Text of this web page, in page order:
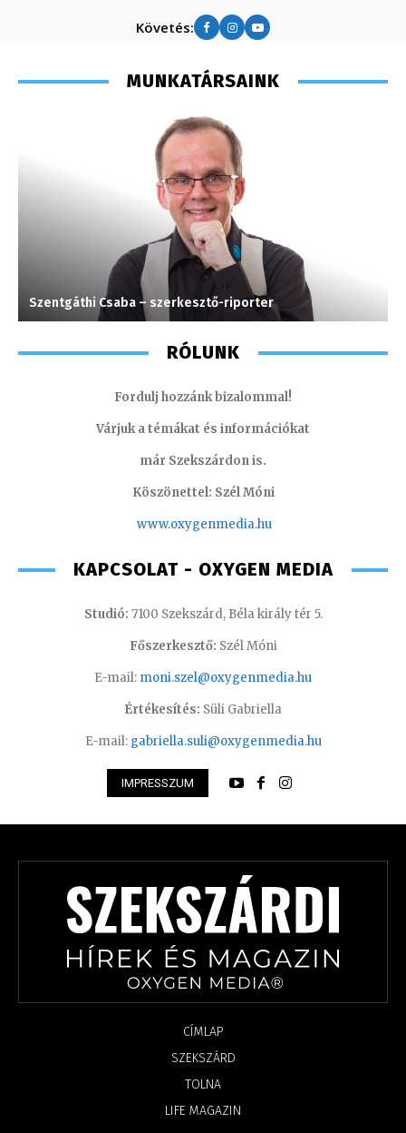
Követés:
MUNKATÁRSAINK
Szentgáthi Csaba – szerkesztő-riporter
RÓLUNK
Fordulj hozzánk bizalommal!
Várjuk a témákat és információkat
már Szekszárdon is.
Köszönettel: Szél Móni
www.oxygenmedia.hu
KAPCSOLAT - OXYGEN MEDIA
Studió: 7100 Szekszárd, Béla király tér 5.
Főszerkesztő: Szél Móni
E-mail: moni.szel@oxygenmedia.hu
Értékesítés: Süli Gabriella
E-mail: gabriella.suli@oxygenmedia.hu
IMPRESSZUM
CÍMLAP
SZEKSZÁRD
TOLNA
LIFE MAGAZIN